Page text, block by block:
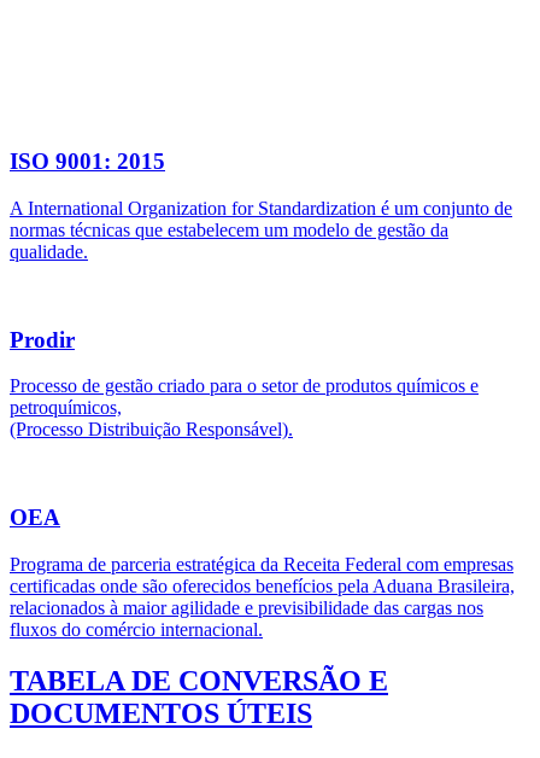
ISO 9001: 2015
A International Organization for Standardization é um conjunto de
normas técnicas que estabelecem um modelo de gestão da
qualidade.
Prodir
Processo de gestão criado para o setor de produtos químicos e
petroquímicos,
(Processo Distribuição Responsável).
OEA
Programa de parceria estratégica da Receita Federal com empresas
certificadas onde são oferecidos benefícios pela Aduana Brasileira,
relacionados à maior agilidade e previsibilidade das cargas nos
fluxos do comércio internacional.
TABELA DE CONVERSÃO E
DOCUMENTOS ÚTEIS